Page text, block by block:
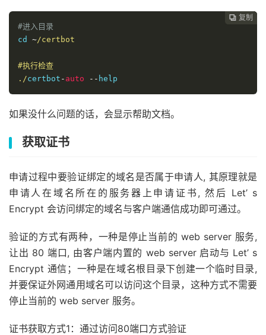
 复制
 复制
 复制
 复制
 复制
 复制
 复制
 复制
 复制
 复制
 复制
 复制
 复制
#进入目录
cd ~/certbot
#执行检查
./certbot - auto -- help
如果没什么问题的话，会显示帮助文档。
获取证书
申请过程中要验证绑定的域名是否属于申请人, 其原理就是
申请人在域名所在的服务器上申请证书, 然后 Let’ s
Encrypt 会访问绑定的域名与客户端通信成功即可通过。
验证的方式有两种，一种是停止当前的 web server 服务,
让出 80 端口, 由客户端内置的 web server 启动与 Let’ s
Encrypt 通信；一种是在域名根目录下创建一个临时目录,
并要保证外网通用域名可以访问这个目录，这种方式不需要
停止当前的 web server 服务。
证书获取方式1：通过访问80端口方式验证